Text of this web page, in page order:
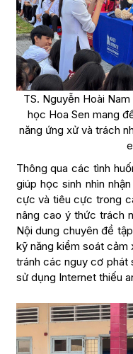
TS. Nguyễn Hoài
học Hoa Sen mang
năng ứng xử và trách
Thông qua các tình
giúp học sinh nhìn
cực và tiêu cực trong
nâng cao ý thức trách
Nội dung chuyên đề
kỹ năng kiểm soát cảm
tránh các nguy cơ
sử dụng Internet thiếu